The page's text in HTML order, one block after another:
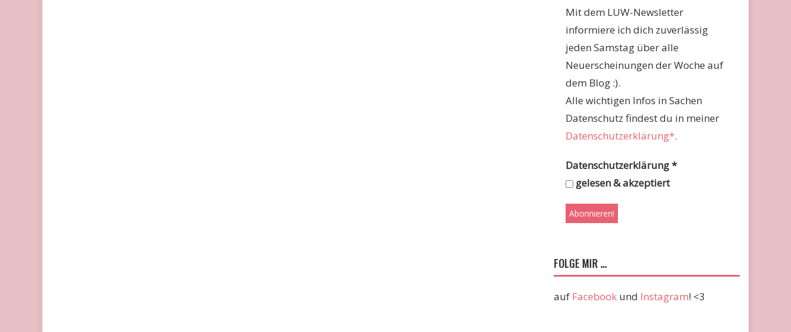
Mit dem LUW-Newsletter
informiere ich dich zuverlässig
jeden Samstag über alle
Neuerscheinungen der Woche auf
dem Blog :).
Alle wichtigen Infos in Sachen
Datenschutz findest du in meiner
Datenschutzerklärung*.
Datenschutzerklärung*
gelesen & akzeptiert
FOLGE MIR …
auf Facebook und Instagram! <3